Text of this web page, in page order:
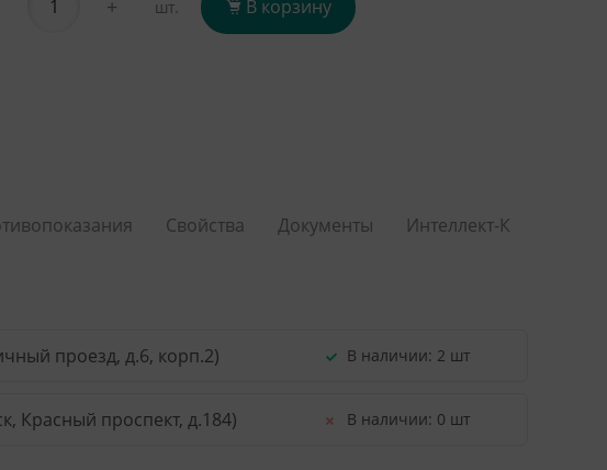
+ шт. В корзину
Свойства Документы Интеллект-К
проезд, д.6, корп.2) В наличии: 2 шт
Красный проспект, д.184) В наличии: 0 шт